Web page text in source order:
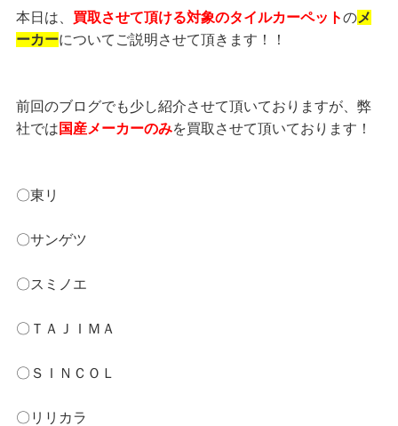
本日は、 買取させて頂ける対象のタイルカーペットのメ
ーカーについてご説明させて頂きます！！
前回のブログでも少し紹介させて頂いておりますが、弊
社では 国産メーカーのみを買取させて頂いております！
〇東リ
〇サンゲツ
〇スミノエ
〇ＴＡＪＩＭＡ
〇ＳＩＮＣＯＬ
〇リリカラ